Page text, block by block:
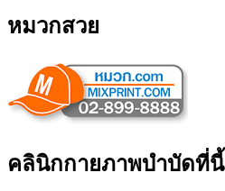
หมวกสวย
คลินิกกายภาพบำบัดที่นี้